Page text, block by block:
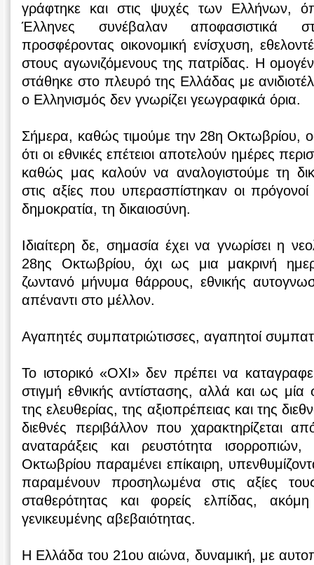
γράφτηκε και στις ψυχές των Ελλήνων,
Έλληνες συνέβαλαν αποφασιστικά
προσφέροντας οικονομική ενίσχυση,
στους αγωνιζόμενους της πατρίδας. Η
στάθηκε στο πλευρό της Ελλάδας με
ο Ελληνισμός δεν γνωρίζει γεωγραφικά όρια.
Σήμερα, καθώς τιμούμε την 28η Οκτωβρίου,
ότι οι εθνικές επέτειοι αποτελούν ημέρες
καθώς μας καλούν να αναλογιστούμε τη
στις αξίες που υπερασπίστηκαν οι
δημοκρατία, τη δικαιοσύνη.
Ιδιαίτερη δε, σημασία έχει να γνωρίσει η
28ης Οκτωβρίου, όχι ως μια μακρινή
ζωντανό μήνυμα θάρρους, εθνικής
απέναντι στο μέλλον.
Αγαπητές συμπατριώτισσες, αγαπητοί
Το ιστορικό «ΟΧΙ» δεν πρέπει να
στιγμή εθνικής αντίστασης, αλλά και ως
της ελευθερίας, της αξιοπρέπειας και της
διεθνές περιβάλλον που χαρακτηρίζεται
αναταράξεις και ρευστότητα
Οκτωβρίου παραμένει επίκαιρη,
παραμένουν προσηλωμένα στις αξίες
σταθερότητας και φορείς ελπίδας,
γενικευμένης αβεβαιότητας.
Η Ελλάδα του 21ου αιώνα, δυναμική, με